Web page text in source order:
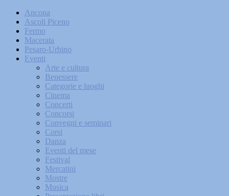
Ancona
Ascoli Piceno
Fermo
Macerata
Pesaro-Urbino
Eventi
Arte e cultura
Benessere
Categorie e luoghi
Cinema
Concerti
Concorsi
Convegni e seminari
Corsi
Danza
Eventi del mese
Festival
Mercatini
Mostre
Musica